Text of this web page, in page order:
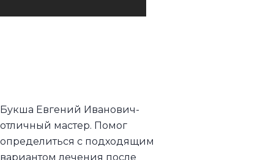
Букша Евгений Иванович-
отличный мастер. Помог
определиться с подходящим
вариантом лечения после